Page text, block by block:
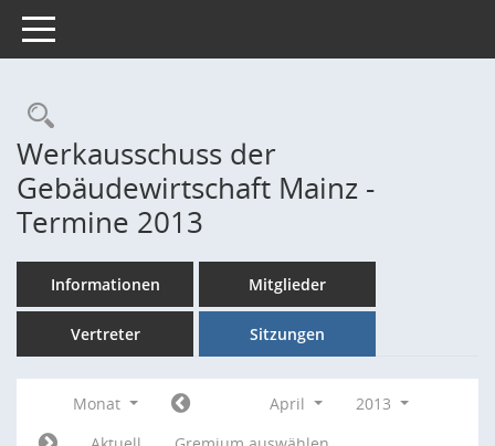
Toggle navigation
Rechercheauswahl
Werkausschuss der
Gebäudewirtschaft Mainz -
Termine 2013
Informationen Mitglieder
Vertreter Sitzungen
Monat April
2013